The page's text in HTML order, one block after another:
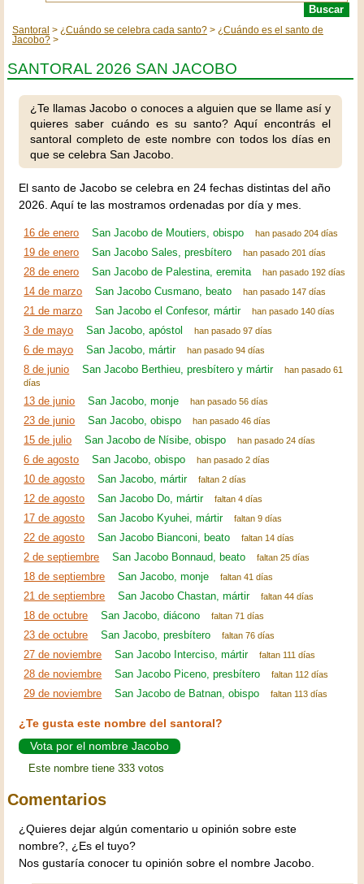
Santoral ¿Cuándo se celebra cada santo?
¿Cuándo es el santo de
Jacobo?
SANTORAL 2026 SAN JACOBO
¿Te llamas Jacobo o conoces a alguien que se llame así y
quieres saber cuándo es su santo? Aquí encontrás el
santoral completo de este nombre con todos los días en
que se celebra San Jacobo.
El santo de Jacobo se celebra en 24 fechas distintas del año
2026. Aquí te las mostramos ordenadas por día y mes.
16 de enero San Jacobo de Moutiers, obispo han pasado 204 días
19 de enero San Jacobo Sales, presbítero han pasado 201 días
28 de enero San Jacobo de Palestina, eremita han pasado 192 días
14 de marzo San Jacobo Cusmano, beato han pasado 147 días
21 de marzo San Jacobo el Confesor, mártir han pasado 140 días
3 de mayo San Jacobo, apóstol han pasado 97 días
6 de mayo San Jacobo, mártir han pasado 94 días
8 de junio San Jacobo Berthieu, presbítero y mártir
han pasado 61
días
13 de junio San Jacobo, monje han pasado 56 días
23 de junio San Jacobo, obispo han pasado 46 días
15 de julio San Jacobo de Nísibe, obispo han pasado 24 días
6 de agosto San Jacobo, obispo han pasado 2 días
10 de agosto San Jacobo, mártir faltan 2 días
12 de agosto San Jacobo Do, mártir faltan 4 días
17 de agosto San Jacobo Kyuhei, mártir faltan 9 días
22 de agosto San Jacobo Bianconi, beato faltan 14 días
2 de septiembre San Jacobo Bonnaud, beato faltan 25 días
18 de septiembre San Jacobo, monje faltan 41 días
21 de septiembre San Jacobo Chastan, mártir faltan 44 días
18 de octubre San Jacobo, diácono faltan 71 días
23 de octubre San Jacobo, presbítero faltan 76 días
27 de noviembre San Jacobo Interciso, mártir faltan 111 días
28 de noviembre San Jacobo Piceno, presbítero faltan 112 días
29 de noviembre San Jacobo de Batnan, obispo faltan 113 días
¿Te gusta este nombre del santoral?
Vota por el nombre Jacobo
Este nombre tiene 333 votos
Comentarios
¿Quieres dejar algún comentario u opinión sobre este
nombre?, ¿Es el tuyo?
Nos gustaría conocer tu opinión sobre el nombre Jacobo.